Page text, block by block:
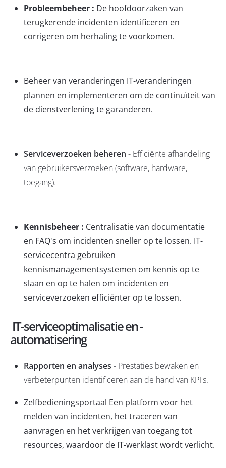
Probleembeheer : De hoofdoorzaken van
terugkerende incidenten identificeren en
corrigeren om herhaling te voorkomen.
Beheer van veranderingen IT-veranderingen
plannen en implementeren om de continuïteit van
de dienstverlening te garanderen.
Serviceverzoeken beheren - Efficiënte afhandeling
van gebruikersverzoeken (software, hardware,
toegang).
Kennisbeheer : Centralisatie van documentatie
en FAQ's om incidenten sneller op te lossen. IT-
servicecentra gebruiken
kennismanagementsystemen om kennis op te
slaan en op te halen om incidenten en
serviceverzoeken efficiënter op te lossen.
IT-serviceoptimalisatie en -
automatisering
Rapporten en analyses - Prestaties bewaken en
verbeterpunten identificeren aan de hand van KPI's.
Zelfbedieningsportaal Een platform voor het
melden van incidenten, het traceren van
aanvragen en het verkrijgen van toegang tot
resources, waardoor de IT-werklast wordt verlicht.